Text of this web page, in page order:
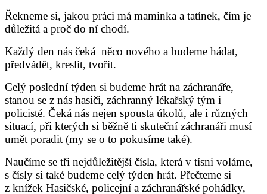
Řekneme si, jakou práci má maminka a tatínek, čím je
důležitá a proč do ní chodí.
Každý den nás čeká něco nového a budeme hádat,
předvádět, kreslit, tvořit.
Celý poslední týden si budeme hrát na záchranáře,
stanou se z nás hasiči, záchranný lékařský tým i
policisté. Čeká nás nejen spousta úkolů, ale i různých
situací, při kterých si běžně ti skuteční záchranáři musí
umět poradit (my se o to pokusíme také).
Naučíme se tři nejdůležitější čísla, která v tísni voláme,
s čísly si také budeme celý týden hrát. Přečteme si
z knížek Hasičské, policejní a záchranářské pohádky,